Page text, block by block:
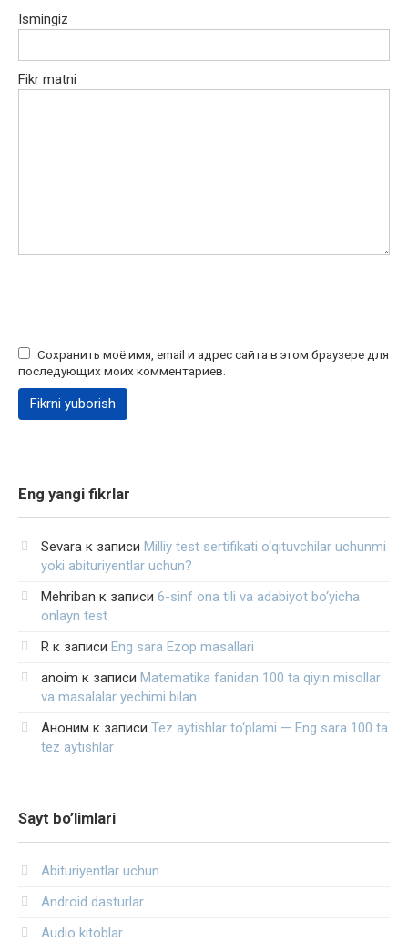
Ismingiz
Fikr matni
Сохранить моё имя, email и адрес сайта в этом браузере для
последующих моих комментариев.
Eng yangi fikrlar
Sevara к записи Milliy test sertifikati o‘qituvchilar uchunmi
yoki abituriyentlar uchun?
Mehriban к записи 6-sinf ona tili va adabiyot bo‘yicha
onlayn test
R к записи Eng sara Ezop masallari
anoim к записи Matematika fanidan 100 ta qiyin misollar
va masalalar yechimi bilan
Аноним к записи Tez aytishlar to‘plami — Eng sara 100 ta
tez aytishlar
Sayt bo’limlari
Abituriyentlar uchun
Android dasturlar
Audio kitoblar